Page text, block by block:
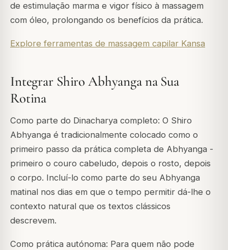
de estimulação marma e vigor físico à massagem
com óleo, prolongando os benefícios da prática.
Explore ferramentas de massagem capilar Kansa
Integrar Shiro Abhyanga na Sua
Rotina
Como parte do Dinacharya completo: O Shiro
Abhyanga é tradicionalmente colocado como o
primeiro passo da prática completa de Abhyanga -
primeiro o couro cabeludo, depois o rosto, depois
o corpo. Incluí-lo como parte do seu Abhyanga
matinal nos dias em que o tempo permitir dá-lhe o
contexto natural que os textos clássicos
descrevem.
Como prática autónoma: Para quem não pode